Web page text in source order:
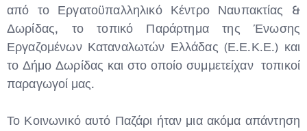
από το Εργατοϋπαλληλικό Κέντρο Ναυπακτίας &
Δωρίδας, το τοπικό Παράρτημα της Ένωσης
Εργαζομένων Καταναλωτών Ελλάδας (Ε.Ε.Κ.Ε.) και
το Δήμο Δωρίδας και στο οποίο συμμετείχαν τοπικοί
παραγωγοί μας.
Το Κοινωνικό αυτό Παζάρι ήταν μια ακόμα απάντηση
Type and hit enter